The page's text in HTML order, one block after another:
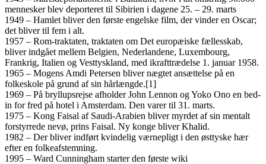
mennesker blev deporteret til Sibirien i dagene 25. – 29. marts
1949 – Hamlet bliver den første engelske film, der vinder en Oscar;
det bliver til fem i alt.
1957 – Rom-traktaten, traktaten om Det europæiske fællesskab,
bliver indgået mellem Belgien, Nederlandene, Luxembourg,
Frankrig, Italien og Vesttyskland, med ikrafttrædelse 1. januar 1958.
1965 – Mogens Amdi Petersen bliver nægtet ansættelse på en
folkeskole på grund af sin hårlængde.[1]
1969 – På bryllupsrejse afholder John Lennon og Yoko Ono en bed-
in for fred på hotel i Amsterdam. Den varer til 31. marts.
1975 – Kong Faisal af Saudi-Arabien bliver myrdet af sin mentalt
forstyrrede nevø, prins Faisal. Ny konge bliver Khalid.
1982 – Der bliver indført kvindelig værnepligt i den østtyske hær
efter en folkeafstemning.
1995 – Ward Cunningham starter den første wiki